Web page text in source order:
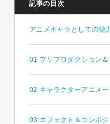
記事の目次
アニメキャラとしての魅
01 プリプロダクション
02 キャラクターアニメー
03 エフェクト＆コンポジ